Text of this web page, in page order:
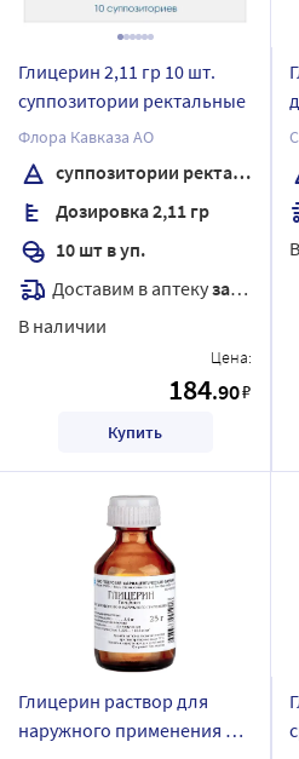
Глицерин 2,11 гр 10 шт.
суппозитории ректальные
Флора Кавказа АО
суппозитории ректальные
Дозировка 2,11 гр
10 шт в уп.
Доставим в аптекузавтра
В наличии
Цена:
184.90₽
Купить
Глицерин раствор для
наружного применения 25